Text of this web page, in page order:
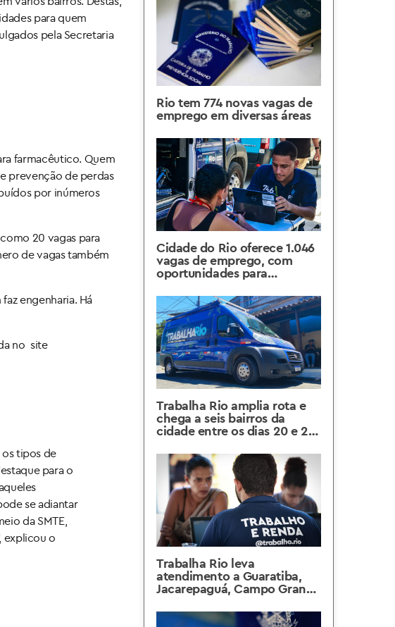
para quem
pela Secretaria
farmacêutico. Quem
prevenção de perdas
por inúmeros
20 vagas para
de vagas também
engenharia. Há
no site
os tipos de
para o
se adiantar
da SMTE,
explicou o
Rio tem 774 novas vagas de
emprego em diversas áreas
Cidade do Rio oferece 1.046
vagas de emprego, com
oportunidades para
experiência e vagas
exclusivas para PCDs
Trabalha Rio amplia rota e
chega a seis bairros da
cidade entre os dias 20 e 25
Trabalha Rio leva
atendimento a Guaratiba,
Jacarepaguá, Campo Grande
semana